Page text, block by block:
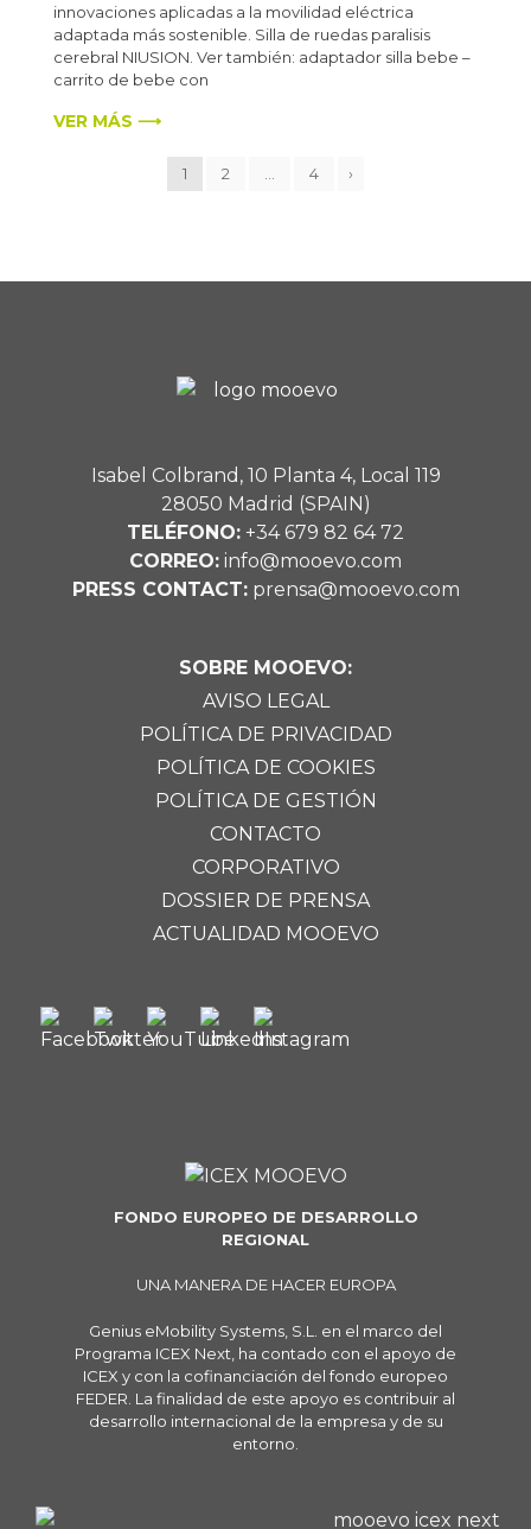
innovaciones aplicadas a la movilidad eléctrica
adaptada más sostenible. Silla de ruedas paralisis
cerebral NIUSION. Ver también: adaptador silla bebe –
carrito de bebe con
VER MÁS ⟶
1 2 4 ›
Isabel Colbrand, 10 Planta 4, Local 119
28050 Madrid (SPAIN)
TELÉFONO: +34 679 82 64 72
CORREO: info@mooevo.com
PRESS CONTACT:prensa@mooevo.com
SOBRE MOOEVO:
AVISO LEGAL
POLÍTICA DE PRIVACIDAD
POLÍTICA DE COOKIES
POLÍTICA DE GESTIÓN
CONTACTO
CORPORATIVO
DOSSIER DE PRENSA
ACTUALIDAD MOOEVO
FONDO EUROPEO DE DESARROLLO
REGIONAL
UNA MANERA DE HACER EUROPA
Genius eMobility Systems, S.L. en el marco del
Programa ICEX Next, ha contado con el apoyo de
ICEX y con la cofinanciación del fondo europeo
FEDER. La finalidad de este apoyo es contribuir al
desarrollo internacional de la empresa y de su
entorno.